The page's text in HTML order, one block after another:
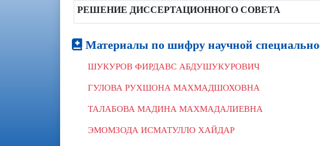
РЕШЕНИЕ ДИССЕРТАЦИОННОГО СОВЕТА
Материалы по шифру научной
ШУКУРОВ ФИРДАВС АБДУШУКУРОВИЧ
ГУЛОВА РУХШОНА МАХМАДШОХОВНА
ТАЛАБОВА МАДИНА МАХМАДАЛИЕВНА
ЭМОМЗОДА ИСМАТУЛЛО ХАЙДАР